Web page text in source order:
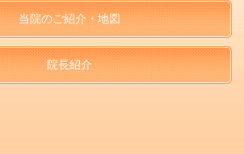
当院のご紹介・地図
院長紹介